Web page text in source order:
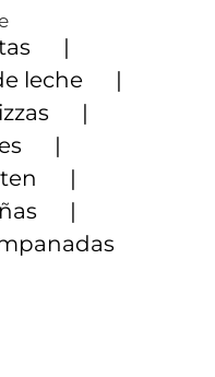
leche